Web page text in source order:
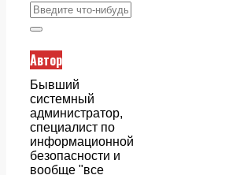
Автор
Бывший
системный
администратор,
специалист по
информационной
безопасности и
вообще "все